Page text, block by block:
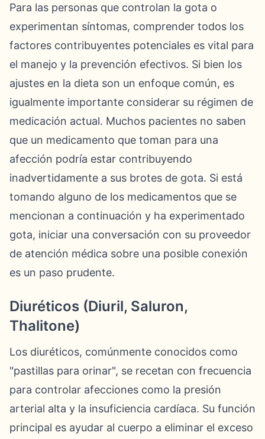
Para las personas que controlan la gota o
experimentan síntomas, comprender todos los
factores contribuyentes potenciales es vital para
el manejo y la prevención efectivos. Si bien los
ajustes en la dieta son un enfoque común, es
igualmente importante considerar su régimen de
medicación actual. Muchos pacientes no saben
que un medicamento que toman para una
afección podría estar contribuyendo
inadvertidamente a sus brotes de gota. Si está
tomando alguno de los medicamentos que se
mencionan a continuación y ha experimentado
gota, iniciar una conversación con su proveedor
de atención médica sobre una posible conexión
es un paso prudente.
Diuréticos (Diuril, Saluron,
Thalitone)
Los diuréticos, comúnmente conocidos como
"pastillas para orinar", se recetan con frecuencia
para controlar afecciones como la presión
arterial alta y la insuficiencia cardíaca. Su función
principal es ayudar al cuerpo a eliminar el exceso